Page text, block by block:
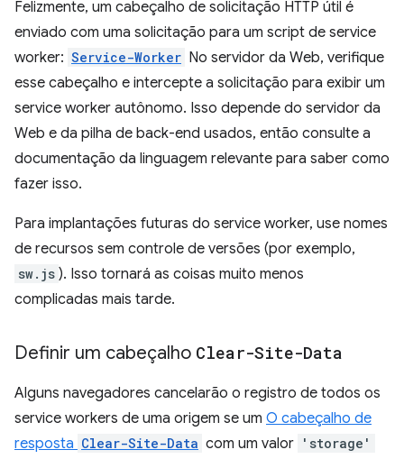
Felizmente, um cabeçalho de solicitação HTTP útil é
enviado com uma solicitação para um script de service
worker: Service-Worker No servidor da Web, verifique
esse cabeçalho e intercepte a solicitação para exibir um
service worker autônomo. Isso depende do servidor da
Web e da pilha de back-end usados, então consulte a
documentação da linguagem relevante para saber como
fazer isso.
Para implantações futuras do service worker, use nomes
de recursos sem controle de versões (por exemplo,
sw.js ). Isso tornará as coisas muito menos
complicadas mais tarde.
Definir um cabeçalho Clear-Site-Data
Alguns navegadores cancelarão o registro de todos os
service workers de uma origem se um O cabeçalho de
resposta Clear-Site-Data com um valor 'storage'